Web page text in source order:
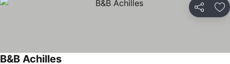
Compartir
B&B Achilles